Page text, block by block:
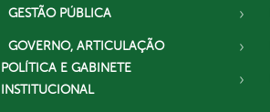
GESTÃO PÚBLICA
GOVERNO, ARTICULAÇÃO
POLÍTICA E GABINETE
INSTITUCIONAL